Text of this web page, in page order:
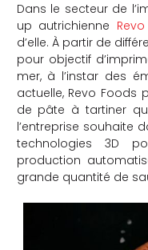
Dans le secteur de
up autrichienne
d’elle. À partir de
pour objectif
mer, à l’instar des
actuelle, Revo
de pâte à tartiner
l’entreprise souhaite
technologies 3D
production
grande quantité de